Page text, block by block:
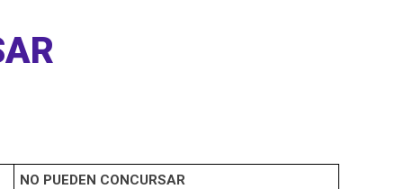
NO PUEDEN CONCURSAR